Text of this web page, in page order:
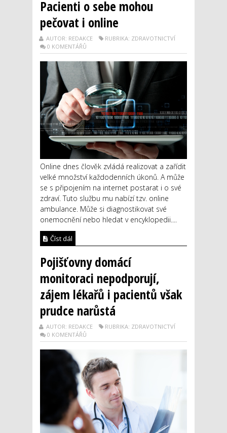
Pacienti o sebe mohou
pečovat i online
AUTOR: REDAKCE
RUBRIKA: ZDRAVOTNICTVÍ
0 KOMENTÁŘŮ
Online dnes člověk zvládá realizovat a zařídit
velké množství každodenních úkonů. A může
se s připojením na internet postarat i o své
zdraví. Tuto službu mu nabízí tzv. online
ambulance. Může si diagnostikovat své
onemocnění nebo hledat v encyklopedii....
Číst dál
Pojišťovny domácí
monitoraci nepodporují,
zájem lékařů i pacientů však
prudce narůstá
AUTOR: REDAKCE
RUBRIKA: ZDRAVOTNICTVÍ
0 KOMENTÁŘŮ